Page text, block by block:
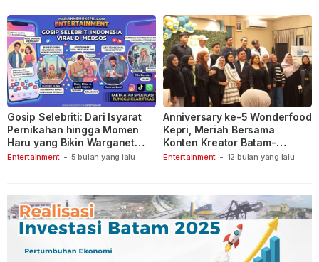
Entertainment - 5 bulan yang lalu
Gosip Selebriti: Dari Isyarat
Pernikahan hingga Momen
Haru yang Bikin Warganet
Berspekulasi
Entertainment - 12 bulan yang lalu
Anniversary ke-5 Wonderfood
Kepri, Meriah Bersama
Konten Kreator Batam-
Tanjungpinang